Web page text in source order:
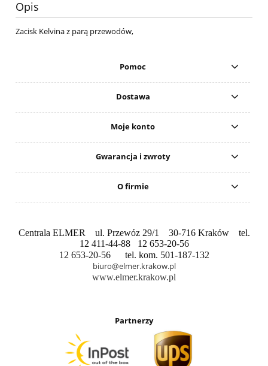
Opis
Zacisk Kelvina z parą przewodów,
Pomoc
Dostawa
Moje konto
Gwarancja i zwroty
O firmie
Centrala ELMER ul. Przewóz 29/1 30-716 Kraków tel.
12 411-44-88 12 653-20-56
12 653-20-56 tel. kom. 501-187-132
biuro@elmer.krakow.pl
www.elmer.krakow.pl
Partnerzy